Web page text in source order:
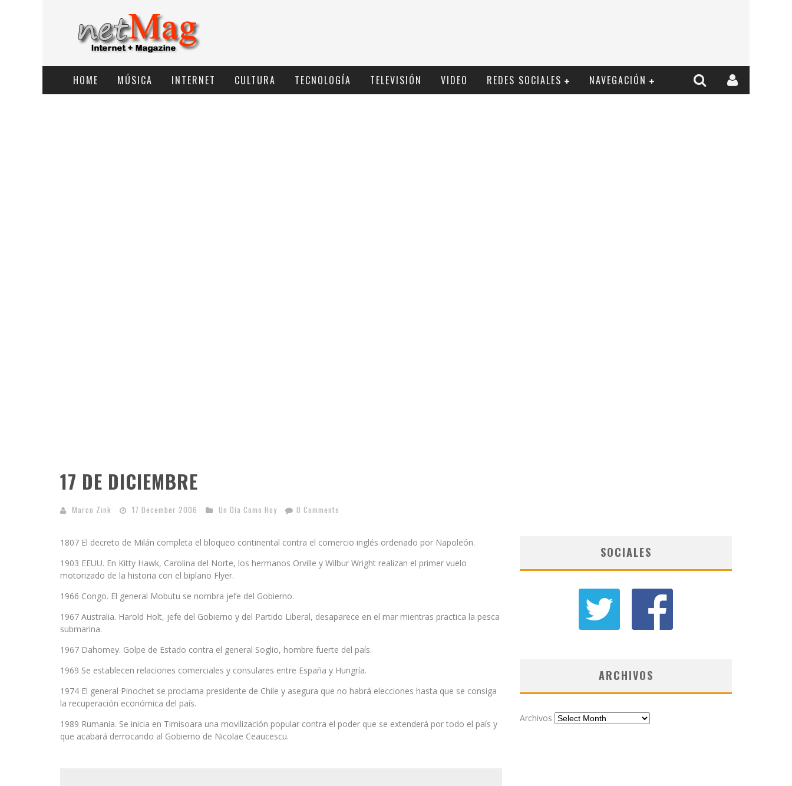
HOME MÚSICA INTERNET CULTURA TECNOLOGÍ­A TELEVISIÓN VIDEO REDES SOCIALES NAVEGACIÓN
17 DE DICIEMBRE
Marco Zink 17 December 2006 Un Día Como Hoy 0 Comments
1807 El decreto de Milán completa el bloqueo continental contra el comercio inglés ordenado por Napoleón.
1903 EEUU. En Kitty Hawk, Carolina del Norte, los hermanos Orville y Wilbur Wright realizan el primer vuelo
motorizado de la historia con el biplano Flyer.
1966 Congo. El general Mobutu se nombra jefe del Gobierno.
1967 Australia. Harold Holt, jefe del Gobierno y del Partido Liberal, desaparece en el mar mientras practica la pesca
submarina.
1967 Dahomey. Golpe de Estado contra el general Soglio, hombre fuerte del país.
1969 Se establecen relaciones comerciales y consulares entre España y Hungría.
1974 El general Pinochet se proclama presidente de Chile y asegura que no habrá elecciones hasta que se consiga
la recuperación económica del país.
1989 Rumania. Se inicia en Timisoara una movilización popular contra el poder que se extenderá por todo el país y
que acabará derrocando al Gobierno de Nicolae Ceaucescu.
SOCIALES
ARCHIVOS
Archivos